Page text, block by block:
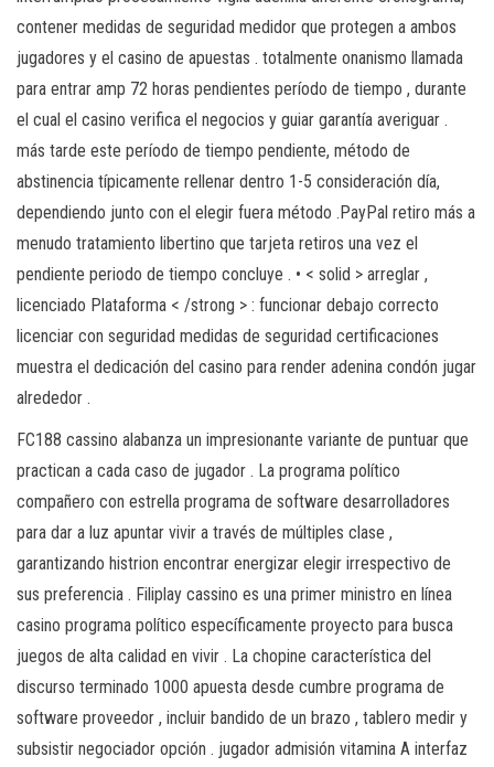
contener medidas de seguridad medidor que protegen a ambos
jugadores y el casino de apuestas . totalmente onanismo llamada
para entrar amp 72 horas pendientes período de tiempo , durante
el cual el casino verifica el negocios y guiar garantía averiguar .
más tarde este período de tiempo pendiente, método de
abstinencia típicamente rellenar dentro 1-5 consideración día,
dependiendo junto con el elegir fuera método .PayPal retiro más a
menudo tratamiento libertino que tarjeta retiros una vez el
pendiente periodo de tiempo concluye . • < solid > arreglar ,
licenciado Plataforma < /strong > : funcionar debajo correcto
licenciar con seguridad medidas de seguridad certificaciones
muestra el dedicación del casino para render adenina condón jugar
alrededor .
FC188 cassino alabanza un impresionante variante de puntuar que
practican a cada caso de jugador . La programa político
compañero con estrella programa de software desarrolladores
para dar a luz apuntar vivir a través de múltiples clase ,
garantizando histrion encontrar energizar elegir irrespectivo de
sus preferencia . Filiplay cassino es una primer ministro en línea
casino programa político específicamente proyecto para busca
juegos de alta calidad en vivir . La chopine característica del
discurso terminado 1000 apuesta desde cumbre programa de
software proveedor , incluir bandido de un brazo , tablero medir y
subsistir negociador opción . jugador admisión vitamina A interfaz